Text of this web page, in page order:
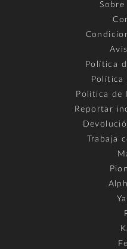
Política
Política
Política de
Reportar
Trabaja